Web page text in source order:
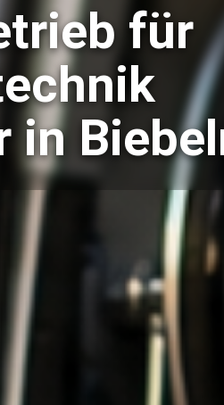
für
in